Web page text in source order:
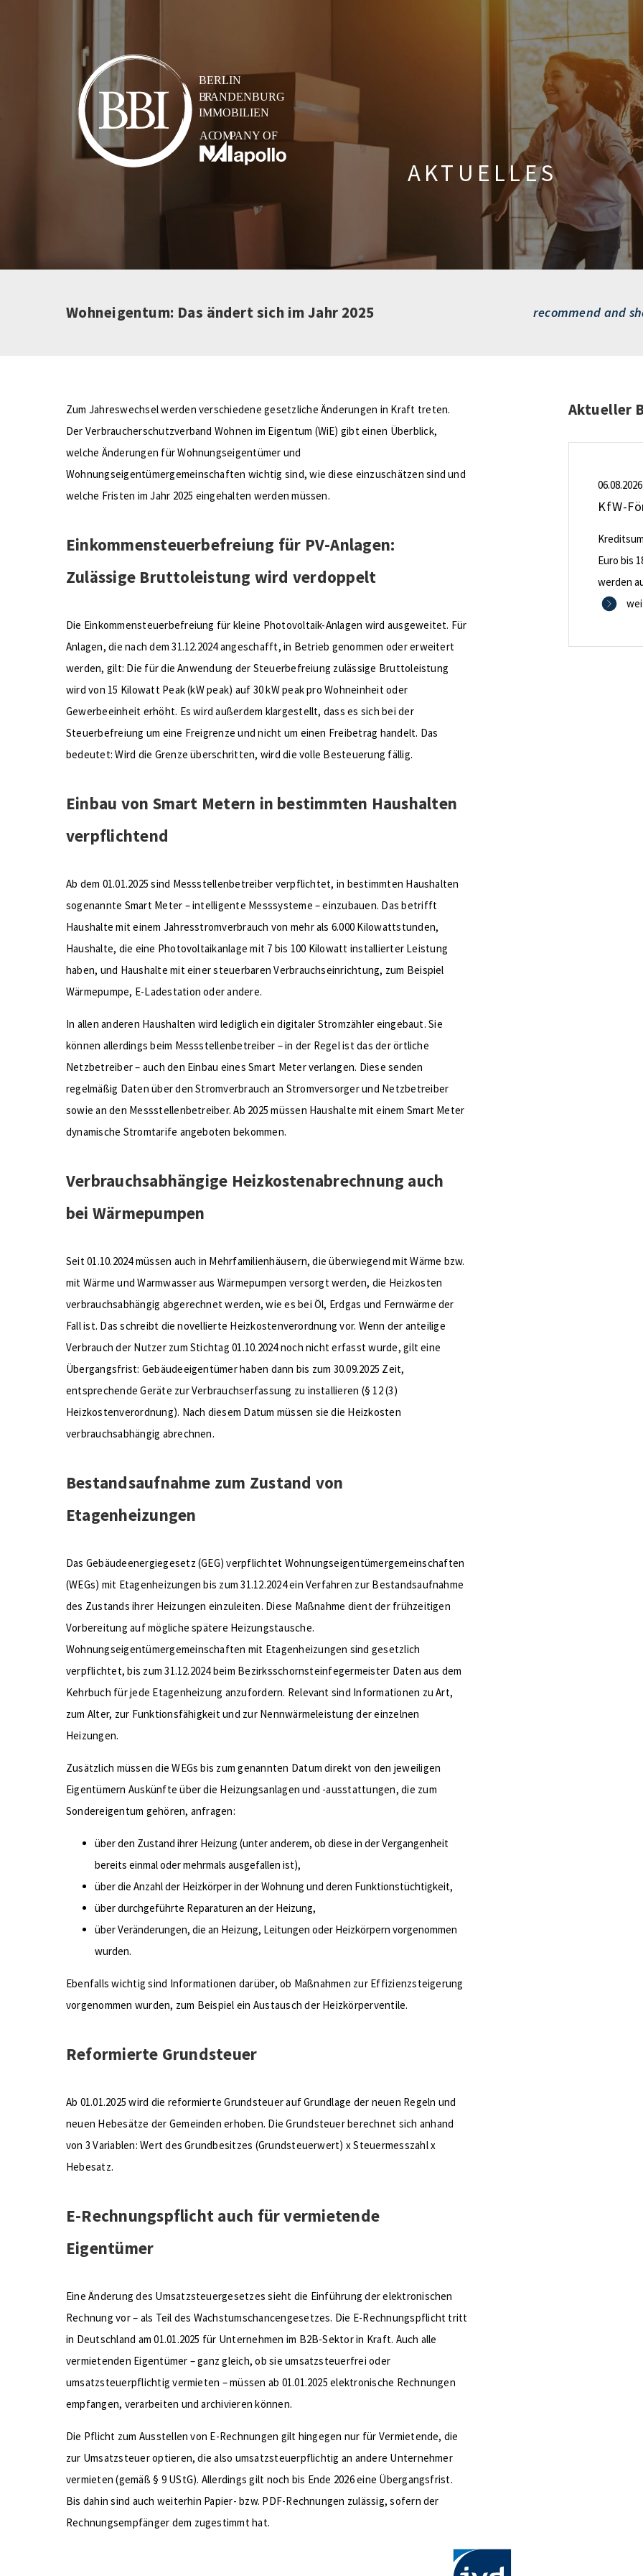
AKTUELLES
Wohneigentum: Das ändert sich im Jahr 2025 recommend and
Zum Jahreswechsel werden verschiedene gesetzliche Änderungen in Kraft treten.
Der Verbraucherschutzverband Wohnen im Eigentum (WiE) gibt einen Überblick,
welche Änderungen für Wohnungseigentümer und
Wohnungseigentümergemeinschaften wichtig sind, wie diese einzuschätzen sind und
welche Fristen im Jahr 2025 eingehalten werden müssen.
Einkommensteuerbefreiung für PV-Anlagen:
Zulässige Bruttoleistung wird verdoppelt
Die Einkommensteuerbefreiung für kleine Photovoltaik-Anlagen wird ausgeweitet. Für
Anlagen, die nach dem 31.12.2024 angeschafft, in Betrieb genommen oder erweitert
werden, gilt: Die für die Anwendung der Steuerbefreiung zulässige Bruttoleistung
wird von 15 Kilowatt Peak (kW peak) auf 30 kW peak pro Wohneinheit oder
Gewerbeeinheit erhöht. Es wird außerdem klargestellt, dass es sich bei der
Steuerbefreiung um eine Freigrenze und nicht um einen Freibetrag handelt. Das
bedeutet: Wird die Grenze überschritten, wird die volle Besteuerung fällig.
Einbau von Smart Metern in bestimmten Haushalten
verpflichtend
Ab dem 01.01.2025 sind Messstellenbetreiber verpflichtet, in bestimmten Haushalten
sogenannte Smart Meter – intelligente Messsysteme – einzubauen. Das betrifft
Haushalte mit einem Jahresstromverbrauch von mehr als 6.000 Kilowattstunden,
Haushalte, die eine Photovoltaikanlage mit 7 bis 100 Kilowatt installierter Leistung
haben, und Haushalte mit einer steuerbaren Verbrauchseinrichtung, zum Beispiel
Wärmepumpe, E-Ladestation oder andere.
In allen anderen Haushalten wird lediglich ein digitaler Stromzähler eingebaut. Sie
können allerdings beim Messstellenbetreiber – in der Regel ist das der örtliche
Netzbetreiber – auch den Einbau eines Smart Meter verlangen. Diese senden
regelmäßig Daten über den Stromverbrauch an Stromversorger und Netzbetreiber
sowie an den Messstellenbetreiber. Ab 2025 müssen Haushalte mit einem Smart Meter
dynamische Stromtarife angeboten bekommen.
Verbrauchsabhängige Heizkostenabrechnung auch
bei Wärmepumpen
Seit 01.10.2024 müssen auch in Mehrfamilienhäusern, die überwiegend mit Wärme bzw.
mit Wärme und Warmwasser aus Wärmepumpen versorgt werden, die Heizkosten
verbrauchsabhängig abgerechnet werden, wie es bei Öl, Erdgas und Fernwärme der
Fall ist. Das schreibt die novellierte Heizkostenverordnung vor. Wenn der anteilige
Verbrauch der Nutzer zum Stichtag 01.10.2024 noch nicht erfasst wurde, gilt eine
Übergangsfrist: Gebäudeeigentümer haben dann bis zum 30.09.2025 Zeit,
entsprechende Geräte zur Verbrauchserfassung zu installieren (§ 12 (3)
Heizkostenverordnung).​ Nach diesem Datum müssen sie die Heizkosten
verbrauchsabhängig abrechnen.
Bestandsaufnahme zum Zustand von
Etagenheizungen
Das Gebäudeenergiegesetz (GEG) verpflichtet Wohnungseigentümergemeinschaften
(WEGs) mit Etagenheizungen bis zum 31.12.2024 ein Verfahren zur Bestandsaufnahme
des Zustands ihrer Heizungen einzuleiten. Diese Maßnahme dient der frühzeitigen
Vorbereitung auf mögliche spätere Heizungstausche.
Wohnungseigentümergemeinschaften mit Etagenheizungen sind gesetzlich
verpflichtet, bis zum 31.12.2024 beim Bezirksschornsteinfegermeister Daten aus dem
Kehrbuch für jede Etagenheizung anzufordern. Relevant sind Informationen zu Art,
zum Alter, zur Funktionsfähigkeit und zur Nennwärmeleistung der einzelnen
Heizungen.
Zusätzlich müssen die WEGs bis zum genannten Datum direkt von den jeweiligen
Eigentümern Auskünfte über die Heizungsanlagen und -ausstattungen, die zum
Sondereigentum gehören, anfragen:
über den Zustand ihrer Heizung (unter anderem, ob diese in der Vergangenheit
bereits einmal oder mehrmals ausgefallen ist),
über die Anzahl der Heizkörper in der Wohnung und deren Funktionstüchtigkeit,
über durchgeführte Reparaturen an der Heizung,
über Veränderungen, die an Heizung, Leitungen oder Heizkörpern vorgenommen
wurden.
Ebenfalls wichtig sind Informationen darüber, ob Maßnahmen zur Effizienzsteigerung
vorgenommen wurden, zum Beispiel ein Austausch der Heizkörperventile.
Reformierte Grundsteuer
Ab 01.01.2025 wird die reformierte Grundsteuer auf Grundlage der neuen Regeln und
neuen Hebesätze der Gemeinden erhoben. Die Grundsteuer berechnet sich anhand
von 3 Variablen: Wert des Grundbesitzes (Grundsteuerwert) x Steuermesszahl x
Hebesatz.
E-Rechnungspflicht auch für vermietende
Eigentümer
Eine Änderung des Umsatzsteuergesetzes sieht die Einführung der elektronischen
Rechnung vor – als Teil des Wachstumschancengesetzes. Die E-Rechnungspflicht tritt
in Deutschland am 01.01.2025 für Unternehmen im B2B-Sektor in Kraft. Auch alle
vermietenden Eigentümer – ganz gleich, ob sie umsatzsteuerfrei oder
umsatzsteuerpflichtig vermieten – müssen ab 01.01.2025 elektronische Rechnungen
empfangen, verarbeiten und archivieren können.
Die Pflicht zum Ausstellen von E-Rechnungen gilt hingegen nur für Vermietende, die
zur Umsatzsteuer optieren, die also umsatzsteuerpflichtig an andere Unternehmer
vermieten (gemäß § 9 UStG). Allerdings gilt noch bis Ende 2026 eine Übergangsfrist.
Bis dahin sind auch weiterhin Papier- bzw. PDF-Rechnungen zulässig, sofern der
Rechnungsempfänger dem zugestimmt hat.
Aktueller
06.08.2026
Euro bis
werden
0,53